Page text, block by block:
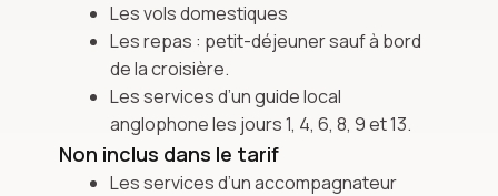
Les vols domestiques
Les repas : petit-déjeuner sauf à bord
de la croisière.
Les services d’un guide local
anglophone les jours 1, 4, 6, 8, 9 et 13.
Non inclus dans le tarif
Les services d’un accompagnateur